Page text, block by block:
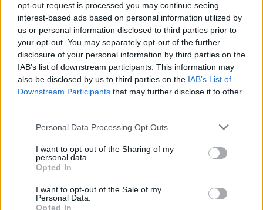
opt-out request is processed you may continue seeing
interest-based ads based on personal information utilized by
us or personal information disclosed to third parties prior to
your opt-out. You may separately opt-out of the further
disclosure of your personal information by third parties on the
IAB’s list of downstream participants. This information may
also be disclosed by us to third parties on the IAB’s List of
Downstream Participants that may further disclose it to other
Please note that this website/app uses one or more Google
not limited to your visit or usage behaviour. You may click to
grant or deny consent to Google and its third-party tags to
use your data for below specified purposes in below Google
consent section.
Personal Data Processing Opt Outs
I want to opt-out of the Sharing of my
personal data.
Opted In
I want to opt-out of the Sale of my
Personal Data.
Opted In
Productos locales y más vuelos: Binter
refuerza su apuesta por Canarias
Binter no solo conecta las islas, sino que…
INTERNACIONAL